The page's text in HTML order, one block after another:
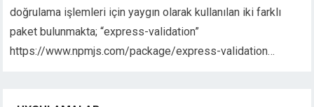
doğrulama işlemleri için yaygın olarak kullanılan iki farklı
paket bulunmakta; “express-validation”
https://www.npmjs.com/package/express-validation…